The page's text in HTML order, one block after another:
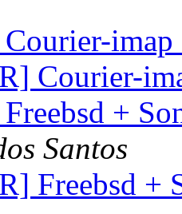
Courier-
+
Santos
Freebsd +